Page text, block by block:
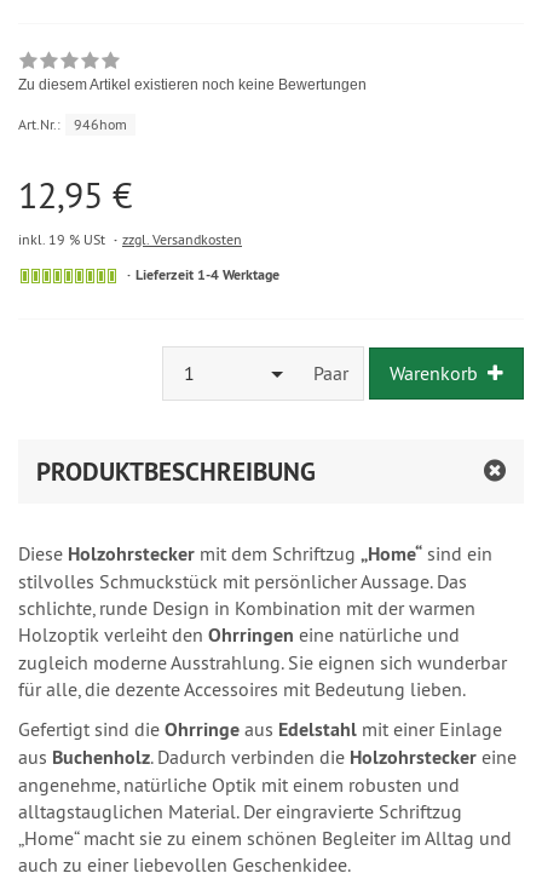
Zu diesem Artikel existieren noch keine Bewertungen
Art.Nr.: 946hom
12,95 €
inkl. 19 % USt zzgl. Versandkosten
Lieferzeit 1-4 Werktage
1 Paar Warenkorb
PRODUKTBESCHREIBUNG
Diese Holzohrstecker mit dem Schriftzug „Home“ sind ein
stilvolles Schmuckstück mit persönlicher Aussage. Das
schlichte, runde Design in Kombination mit der warmen
Holzoptik verleiht den Ohrringen eine natürliche und
zugleich moderne Ausstrahlung. Sie eignen sich wunderbar
für alle, die dezente Accessoires mit Bedeutung lieben.
Gefertigt sind die Ohrringe aus Edelstahl mit einer Einlage
aus Buchenholz. Dadurch verbinden die Holzohrstecker eine
angenehme, natürliche Optik mit einem robusten und
alltagstauglichen Material. Der eingravierte Schriftzug
„Home“ macht sie zu einem schönen Begleiter im Alltag und
auch zu einer liebevollen Geschenkidee.